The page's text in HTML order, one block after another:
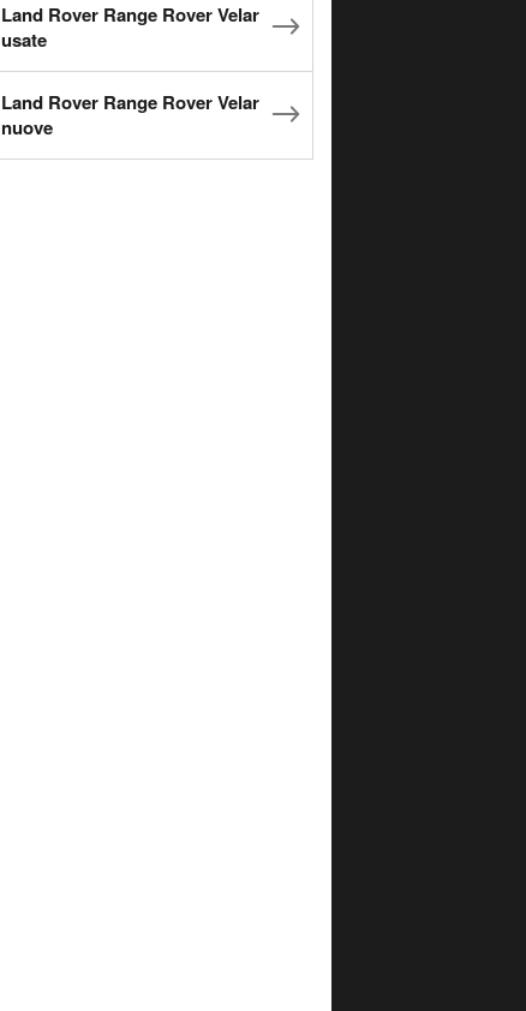
Land Rover Range Rover Velar
usate
Land Rover Range Rover Velar
nuove